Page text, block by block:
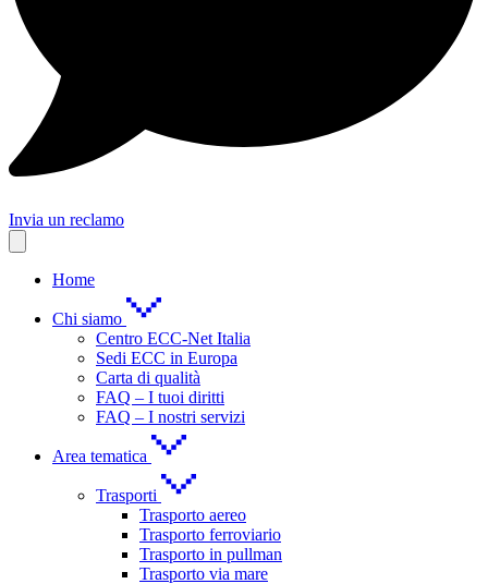
Invia un reclamo
Home
Chi siamo
Centro ECC-Net Italia
Sedi ECC in Europa
Carta di qualità
FAQ – I tuoi diritti
FAQ – I nostri servizi
Area tematica
Trasporti
Trasporto aereo
Trasporto ferroviario
Trasporto in pullman
Trasporto via mare